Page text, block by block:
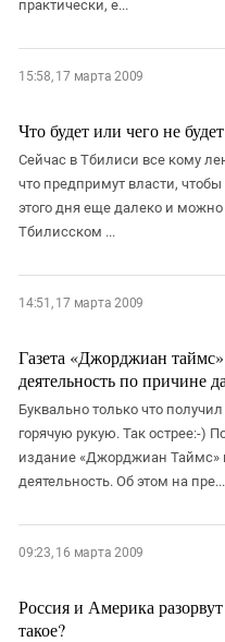
практически, е...
15:58, 17 марта 2009
Что будет или чего не
Сейчас в Тбилиси все кому
что предпримут власти,
этого дня еще далеко и
Тбилисском ...
14:51, 17 марта 2009
Газета «Джорджиан
деятельность по причине
Буквально только что
горячую рукую. Так острее:-)
издание «Джорджиан Таймс»
деятельность. Об этом на пре...
09:23, 16 марта 2009
Россия и Америка
такое?